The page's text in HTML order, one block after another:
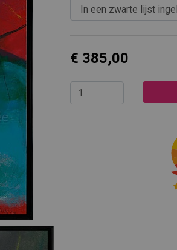
€ 385,00